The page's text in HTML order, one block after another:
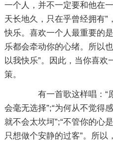
一个人，并不一定要和他在
天长地久，只在乎曾经拥有”
快乐。喜欢一个人最重要的
乐都会牵动你的心绪。所以
以我快乐”。因此，当你喜欢
策。
有一首歌这样唱：“
会毫无选择”;“为何从不觉得
就不会太坎坷”;“不管你的心
只想做个安静的过客”。所以